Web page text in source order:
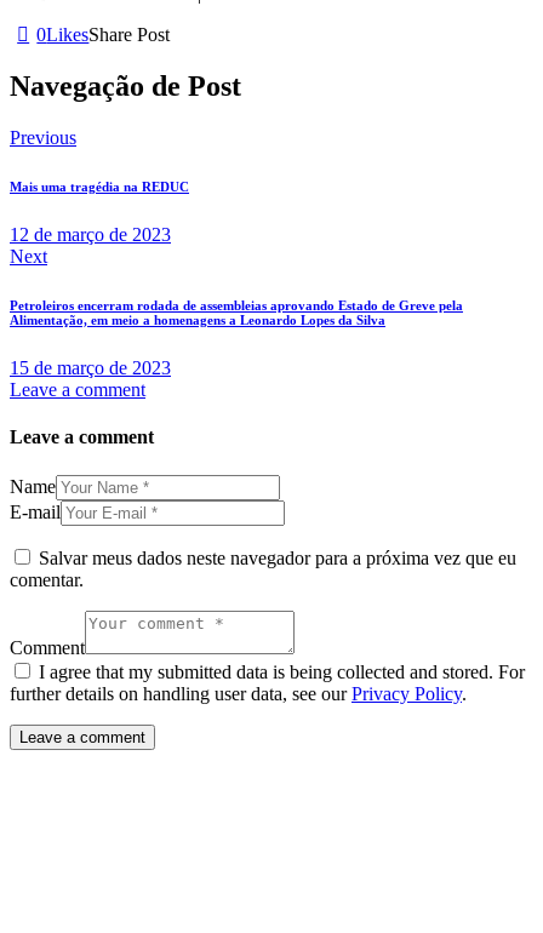
0LikesShare Post
Navegação de Post
Previous
Mais uma tragédia na REDUC
12 de março de 2023
Next
Petroleiros encerram rodada de assembleias aprovando Estado de Greve pela
Alimentação, em meio a homenagens a Leonardo Lopes da Silva
15 de março de 2023
Leave a comment
Leave a comment
Name
E-mail
Salvar meus dados neste navegador para a próxima vez que eu
comentar.
Comment
I agree that my submitted data is being collected and stored. For
further details on handling user data, see ourPrivacy Policy.